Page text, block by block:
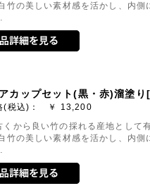
竹の美しい素材感を活かし、内
カップセット(黒・赤)溜塗
(税込)： ￥ 13,200
くから良い竹の採れる産地として
竹の美しい素材感を活かし、内